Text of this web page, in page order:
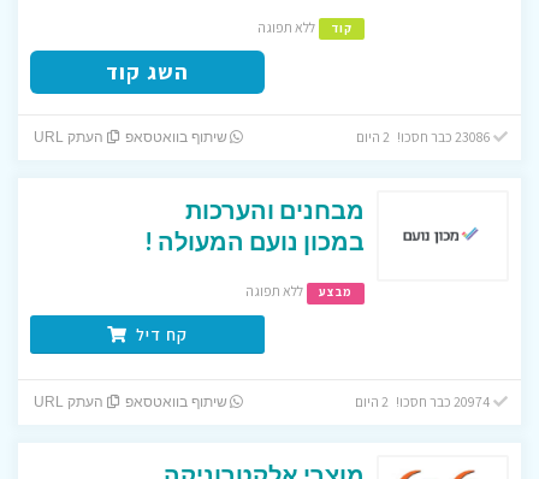
קוד ללא תפוגה
השג קוד
23086 כבר חסכו! 2 היום שיתוף בוואטסאפ העתק URL
מבחנים והערכות
במכון נועם המעולה !
מבצע ללא תפוגה
קח דיל
20974 כבר חסכו! 2 היום שיתוף בוואטסאפ העתק URL